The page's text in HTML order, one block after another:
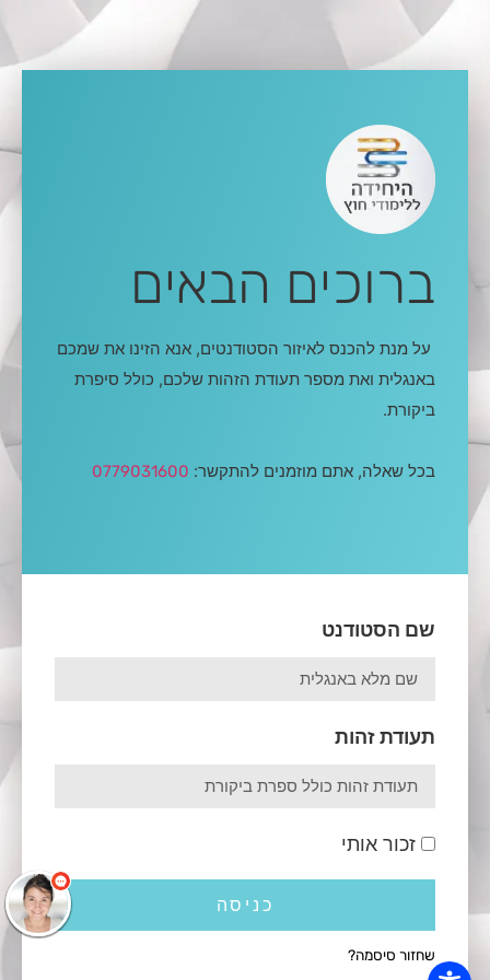
ברוכים הבאים
על מנת להכנס לאיזור הסטודנטים, אנא הזינו את שמכם
באנגלית ואת מספר תעודת הזהות שלכם, כולל סיפרת
ביקורת.
בכל שאלה, אתם מוזמנים להתקשר: 0779031600
שם הסטודנט
תעודת זהות
זכור אותי
כניסה
שחזור סיסמה?